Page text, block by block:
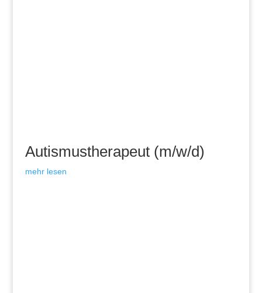
Autismustherapeut (m/w/d)
mehr lesen